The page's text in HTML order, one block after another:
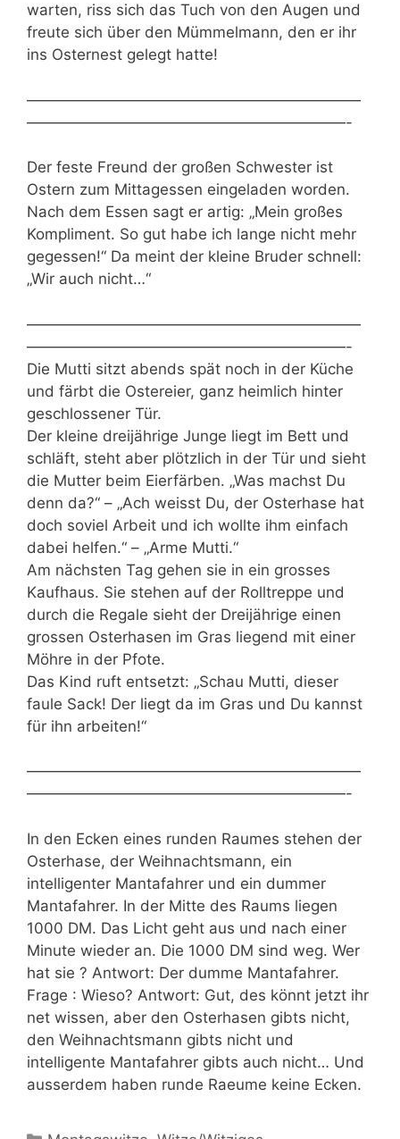
warten, riss sich das Tuch von den Augen und
freute sich über den Mümmelmann, den er ihr
ins Osternest gelegt hatte!
——————————————————————
—————————————————————-
Der feste Freund der großen Schwester ist
Ostern zum Mittagessen eingeladen worden.
Nach dem Essen sagt er artig: „Mein großes
Kompliment. So gut habe ich lange nicht mehr
gegessen!“ Da meint der kleine Bruder schnell:
„Wir auch nicht…“
——————————————————————
—————————————————————-
Die Mutti sitzt abends spät noch in der Küche
und färbt die Ostereier, ganz heimlich hinter
geschlossener Tür.
Der kleine dreijährige Junge liegt im Bett und
schläft, steht aber plötzlich in der Tür und sieht
die Mutter beim Eierfärben. „Was machst Du
denn da?“ – „Ach weisst Du, der Osterhase hat
doch soviel Arbeit und ich wollte ihm einfach
dabei helfen.“ – „Arme Mutti.“
Am nächsten Tag gehen sie in ein grosses
Kaufhaus. Sie stehen auf der Rolltreppe und
durch die Regale sieht der Dreijährige einen
grossen Osterhasen im Gras liegend mit einer
Möhre in der Pfote.
Das Kind ruft entsetzt: „Schau Mutti, dieser
faule Sack! Der liegt da im Gras und Du kannst
für ihn arbeiten!“
——————————————————————
—————————————————————-
In den Ecken eines runden Raumes stehen der
Osterhase, der Weihnachtsmann, ein
intelligenter Mantafahrer und ein dummer
Mantafahrer. In der Mitte des Raums liegen
1000 DM. Das Licht geht aus und nach einer
Minute wieder an. Die 1000 DM sind weg. Wer
hat sie ? Antwort: Der dumme Mantafahrer.
Frage : Wieso? Antwort: Gut, des könnt jetzt ihr
net wissen, aber den Osterhasen gibts nicht,
den Weihnachtsmann gibts nicht und
intelligente Mantafahrer gibts auch nicht… Und
ausserdem haben runde Raeume keine Ecken.